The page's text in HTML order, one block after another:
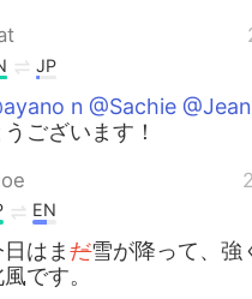
JP
n @Sachie
うございます！
EN
日はまだ雪が降って、強
です。